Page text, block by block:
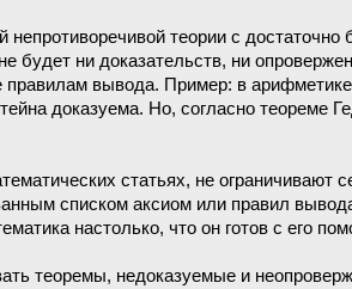
теории с
будет ни доказательств, ни
вывода. Пример: в
доказуема. Но, согласно теореме
статьях, не
списком аксиом или правил
настолько, что он готов с его
теоремы, недоказуемые и